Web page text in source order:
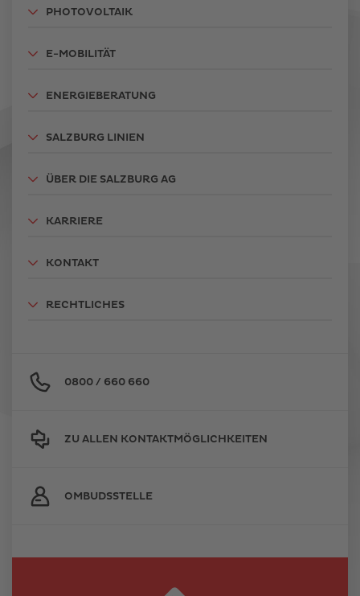
PHOTOVOLTAIK
E-MOBILITÄT
ENERGIEBERATUNG
SALZBURG LINIEN
ÜBER DIE SALZBURG AG
KARRIERE
KONTAKT
RECHTLICHES
0800 / 660 660
ZU ALLEN KONTAKTMÖGLICHKEITEN
OMBUDSSTELLE